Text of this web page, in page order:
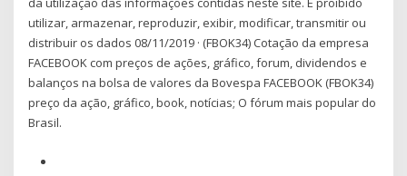
utilizar, armazenar, reproduzir, exibir, modificar, transmitir ou
distribuir os dados 08/11/2019 · (FBOK34) Cotação da empresa
FACEBOOK com preços de ações, gráfico, forum, dividendos e
balanços na bolsa de valores da Bovespa FACEBOOK (FBOK34)
preço da ação, gráfico, book, notícias; O fórum mais popular do
Brasil.